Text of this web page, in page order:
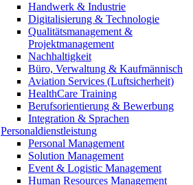
Handwerk & Industrie
Digitalisierung & Technologie
Qualitätsmanagement &
Projektmanagement
Nachhaltigkeit
Büro, Verwaltung & Kaufmännisch
Aviation Services (Luftsicherheit)
HealthCare Training
Berufsorientierung & Bewerbung
Integration & Sprachen
Personaldienstleistung
Personal Management
Solution Management
Event & Logistic Management
Human Resources Management